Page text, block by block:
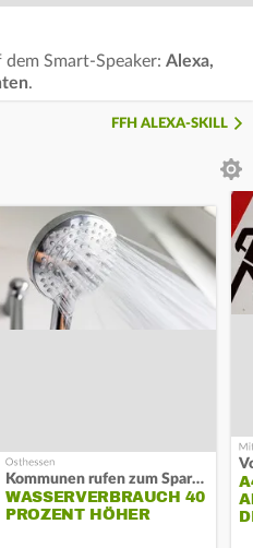
dem Smart-Speaker: Alexa,
.
FFH ALEXA-SKILL
Kommunen rufen zum Sparen auf
WASSERVERBRAUCH 40
PROZENT HÖHER